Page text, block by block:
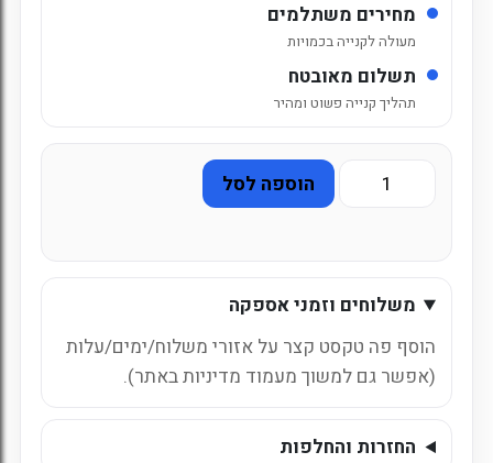
מחירים משתלמים
מעולה לקנייה בכמויות
תשלום מאובטח
תהליך קנייה פשוט ומהיר
אפ
ישראלי
הוספה לסל
משלוחים וזמני אספקה
הוסף פה טקסט קצר על אזורי משלוח/ימים/עלות
(אפשר גם למשוך מעמוד מדיניות באתר).
החזרות והחלפות